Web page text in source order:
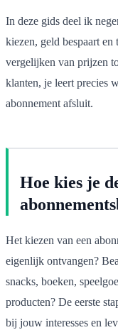
In deze gids deel ik
kiezen, geld bespaart
vergelijken van prijzen
klanten, je leert precies
abonnement afsluit.
Hoe kies je
Het kiezen van een
eigenlijk ontvangen?
snacks, boeken,
producten? De eerste
bij jouw interesses en